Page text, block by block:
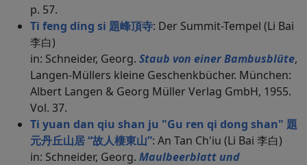
p. 57.
Ti feng ding si 題峰頂寺: Der Summit-Tempel (Li Bai
李白)
in: Schneider, Georg. Staub von einer Bambusblüte,
Langen-Müllers kleine Geschenkbücher. München:
Albert Langen & Georg Müller Verlag GmbH, 1955.
Vol. 37.
Ti yuan dan qiu shan ju "Gu ren qi dong shan" 題
元丹丘山居 “故人棲東山”: An Tan Ch'iu (Li Bai 李白)
in: Schneider, Georg. Maulbeerblatt und